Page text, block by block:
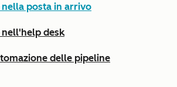
posta in arrivo
desk
delle pipeline